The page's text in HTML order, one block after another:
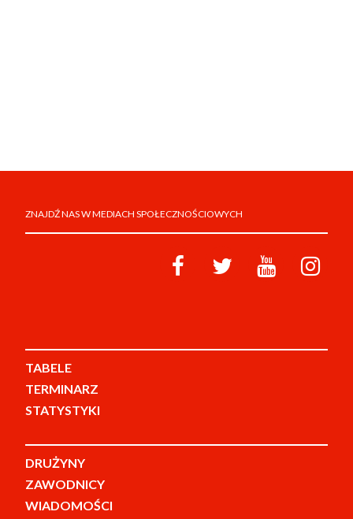
ZNAJDŹ NAS W MEDIACH SPOŁECZNOŚCIOWYCH
TABELE
TERMINARZ
STATYSTYKI
DRUŻYNY
ZAWODNICY
WIADOMOŚCI